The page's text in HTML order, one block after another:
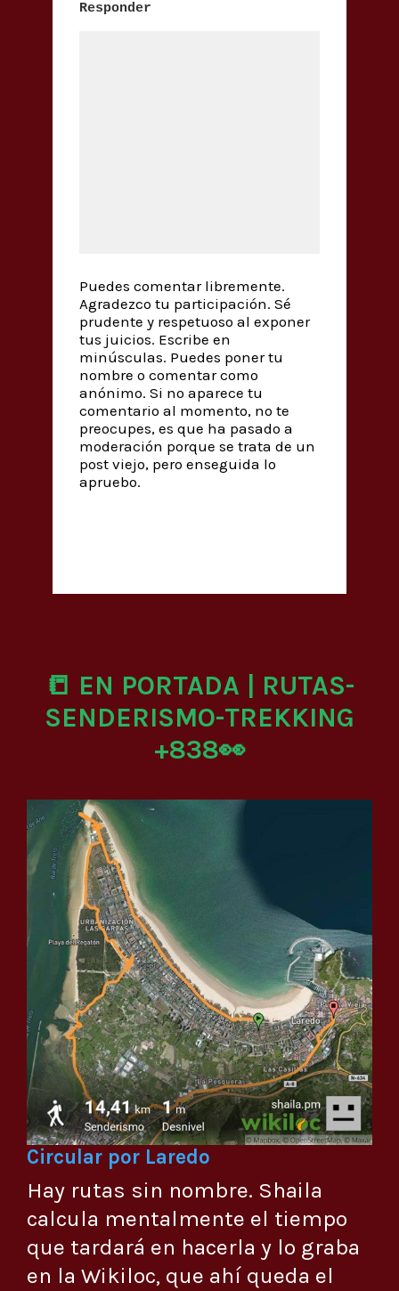
Responder
Puedes comentar libremente.
Agradezco tu participación. Sé
prudente y respetuoso al exponer
tus juicios. Escribe en
minúsculas. Puedes poner tu
nombre o comentar como
anónimo. Si no aparece tu
comentario al momento, no te
preocupes, es que ha pasado a
moderación porque se trata de un
post viejo, pero enseguida lo
apruebo.
📒 EN PORTADA | RUTAS-
SENDERISMO-TREKKING
+838👀
Circular por Laredo
Hay rutas sin nombre. Shaila
calcula mentalmente el tiempo
que tardará en hacerla y lo graba
en la Wikiloc, que ahí queda el